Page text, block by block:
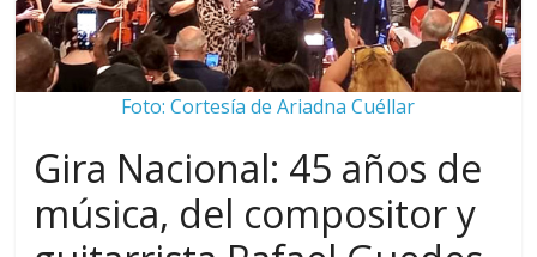
Foto: Cortesía de Ariadna Cuéllar
Gira Nacional: 45 años de
música, del compositor y